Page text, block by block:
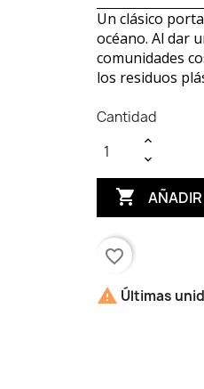
Un clásico
océano. Al dar
comunidades
los residuos
Cantidad

favorite_border
 Últimas